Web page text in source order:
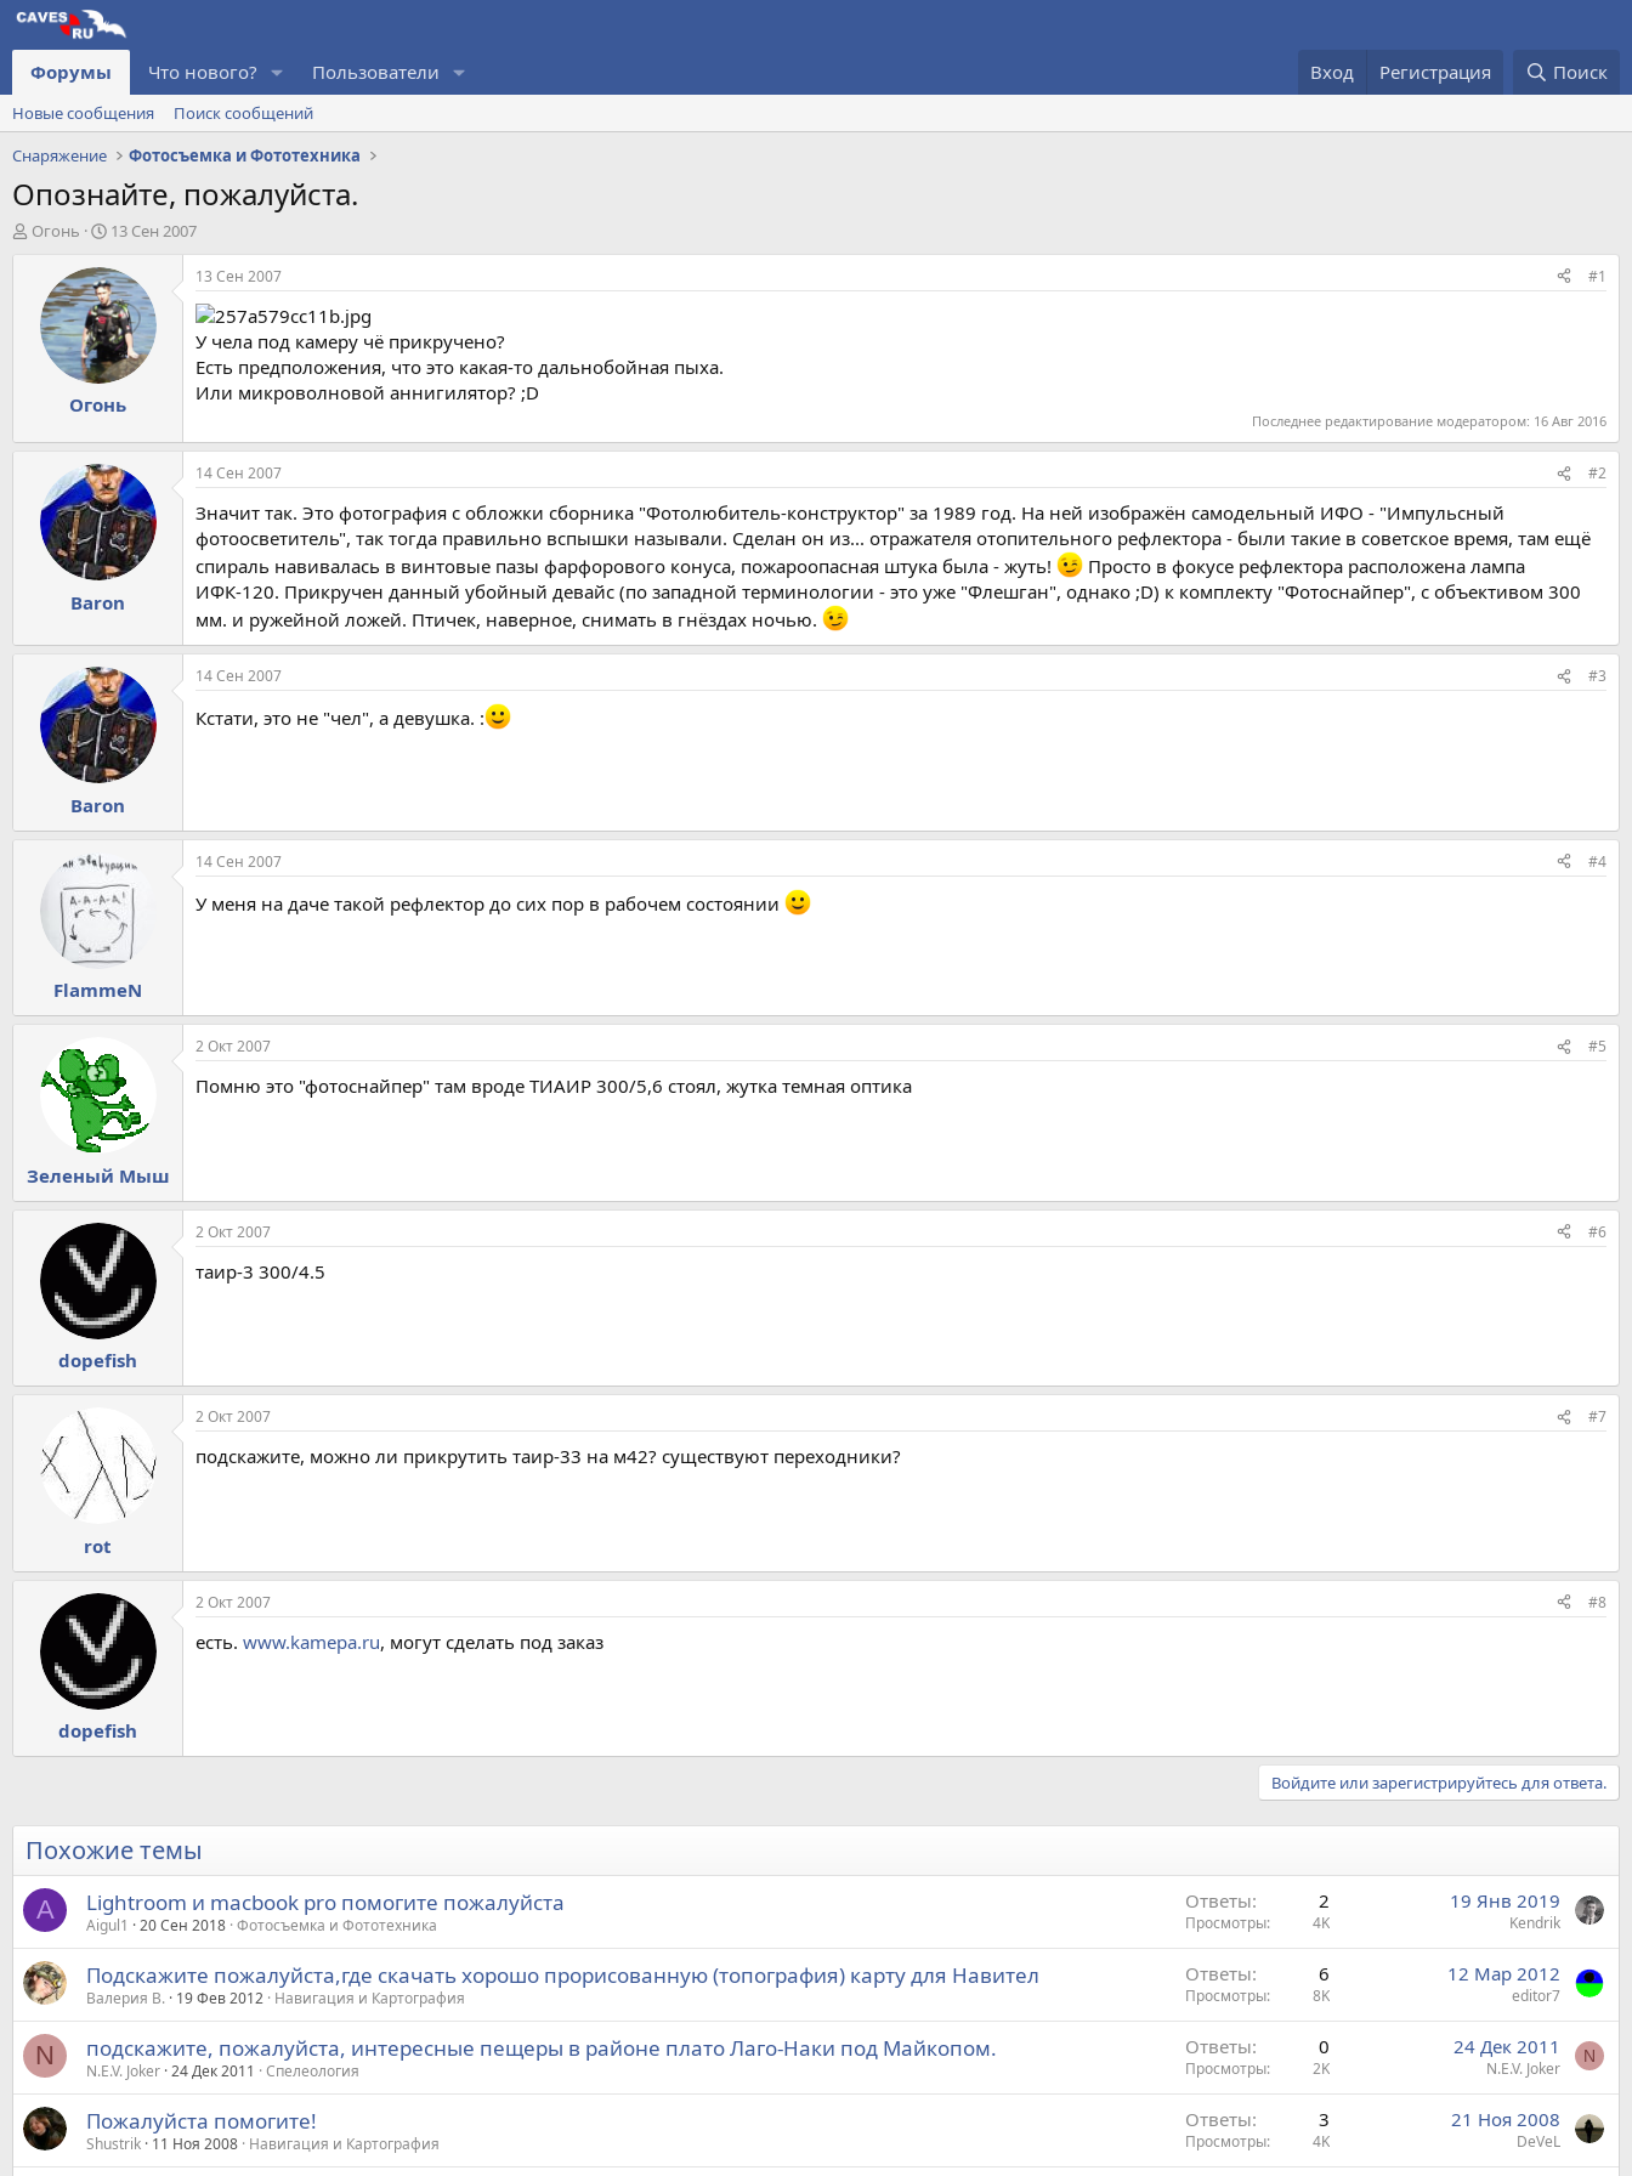
Форумы Что нового? Пользователи Вход Регистрация Поиск
Новые сообщения
Поиск сообщений
Снаряжение
Фотосъемка и Фототехника
Опознайте, пожалуйста.
А
Огонь
Д
т
а
н
а
ч
а
л
13 Сен 2007
Огонь
13 Сен 2007 #1
У чела под камеру чё прикручено?
Есть предположения, что это какая-то дальнобойная пыха.
Или микроволновой аннигилятор? ;D
Последнее редактирование модератором: 16 Авг 2016
Baron
14 Сен 2007 #2
Значит так. Это фотография с обложки сборника "Фотолюбитель-конструктор" за 1989 год. На ней изображён самодельный ИФО - "Импульсный
фотоосветитель", так тогда правильно вспышки называли. Сделан он из... отражателя отопительного рефлектора - были такие в советское время, там ещё
спираль навивалась в винтовые пазы фарфорового конуса, пожароопасная штука была - жуть!
Просто в фокусе рефлектора расположена лампа
ИФК-120. Прикручен данный убойный девайс (по западной терминологии - это уже "Флешган", однако ;D) к комплекту "Фотоснайпер", с объективом 300
мм. и ружейной ложей. Птичек, наверное, снимать в гнёздах ночью.
Baron
14 Сен 2007 #3
Кстати, это не "чел", а девушка. :
FlammeN
14 Сен 2007 #4
У меня на даче такой рефлектор до сих пор в рабочем состоянии
Зеленый Мыш
2 Окт 2007 #5
Помню это "фотоснайпер" там вроде ТИАИР 300/5,6 стоял, жутка темная оптика
dopefish
2 Окт 2007 #6
таир-3 300/4.5
rot
2 Окт 2007 #7
подскажите, можно ли прикрутить таир-33 на м42? существуют переходники?
dopefish
2 Окт 2007 #8
есть. www.kamepa.ru, могут сделать под заказ
Войдите или зарегистрируйтесь для ответа.
Похожие темы
A Lightroom и macbook pro помогите пожалуйста
Aigul1 20 Сен 2018 Фотосъемка и Фототехника
Ответы 2
Просмотры 4K
19 Янв 2019
Kendrik
Подскажите пожалуйста,где скачать хорошо прорисованную (топография) карту для Навител
Валерия В. 19 Фев 2012 Навигация и Картография
Ответы 6
Просмотры 8K
12 Мар 2012
editor7
N подскажите, пожалуйста, интересные пещеры в районе плато Лаго-Наки под Майкопом.
N.E.V. Joker 24 Дек 2011 Спелеология
Ответы 0
Просмотры 2K
24 Дек 2011
N.E.V. Joker
N
Пожалуйста помогите!
Shustrik 11 Ноя 2008 Навигация и Картография
Ответы 3
Просмотры 4K
21 Ноя 2008
DeVeL